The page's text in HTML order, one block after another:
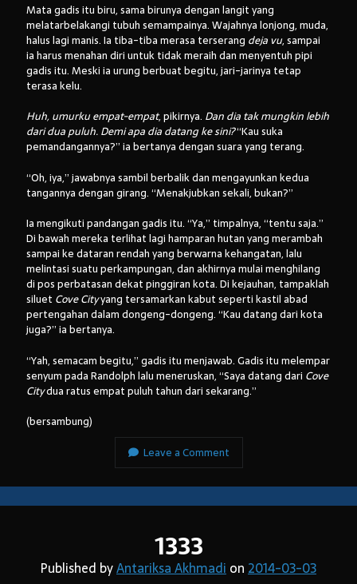
Mata gadis itu biru, sama birunya dengan langit yang
melatarbelakangi tubuh semampainya. Wajahnya lonjong, muda,
halus lagi manis. Ia tiba-tiba merasa terserang deja vu, sampai
ia harus menahan diri untuk tidak meraih dan menyentuh pipi
gadis itu. Meski ia urung berbuat begitu, jari-jarinya tetap
terasa kelu.
Huh, umurku empat-empat, pikirnya. Dan dia tak mungkin lebih
dari dua puluh. Demi apa dia datang ke sini?“Kau suka
pemandangannya?” ia bertanya dengan suara yang terang.
“Oh, iya,” jawabnya sambil berbalik dan mengayunkan kedua
tangannya dengan girang. “Menakjubkan sekali, bukan?”
Ia mengikuti pandangan gadis itu. “Ya,” timpalnya, “tentu saja.”
Di bawah mereka terlihat lagi hamparan hutan yang merambah
sampai ke dataran rendah yang berwarna kehangatan, lalu
melintasi suatu perkampungan, dan akhirnya mulai menghilang
di pos perbatasan dekat pinggiran kota. Di kejauhan, tampaklah
siluet Cove Cityyang tersamarkan kabut seperti kastil abad
pertengahan dalam dongeng-dongeng. “Kau datang dari kota
juga?” ia bertanya.
“Yah, semacam begitu,” gadis itu menjawab. Gadis itu melempar
senyum pada Randolph lalu meneruskan, “Saya datang dari Cove
Citydua ratus empat puluh tahun dari sekarang.”
(bersambung)
Leave a Comment
1333
Published byAntariksa Akhmadion2014-03-03